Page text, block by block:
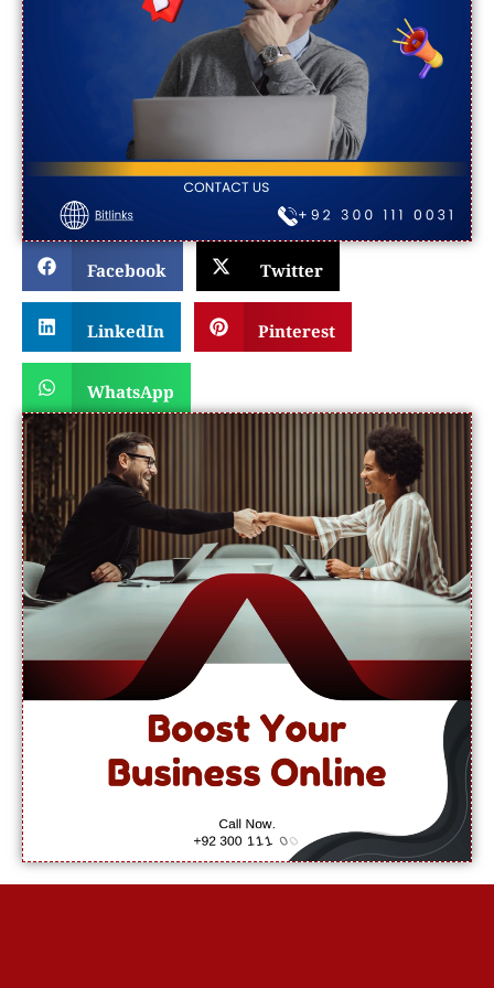
Facebook
Twitter
LinkedIn
Pinterest
WhatsApp